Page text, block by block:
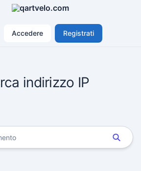
Accedere Registrati
indirizzo IP